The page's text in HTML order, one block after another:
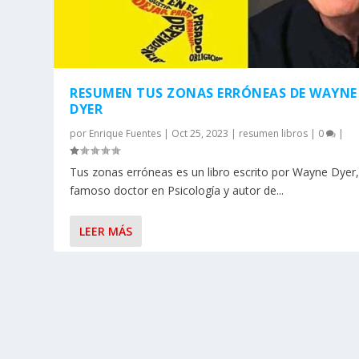
RESUMEN TUS ZONAS ERRÓNEAS DE WAYNE
DYER
por Enrique Fuentes | Oct 25, 2023 | resumen libros | 0 |
Tus zonas erróneas es un libro escrito por Wayne Dyer,
famoso doctor en Psicología y autor de...
LEER MÁS